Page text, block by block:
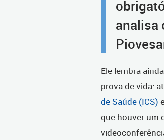
analisa
Ele lembra
prova de vida:
de Saúde (ICS)
que houver um